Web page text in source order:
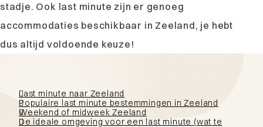
Last minute naar Zeeland
Populaire last minute bestemmingen in Zeeland
Weekend of midweek Zeeland
De ideale omgeving voor een last minute (wat te
stadje. Ook last minute zijn er genoeg
accommodaties beschikbaar in Zeeland, je hebt
dus altijd voldoende keuze!